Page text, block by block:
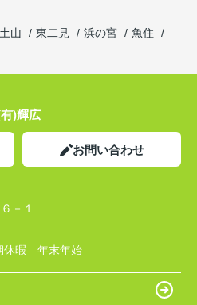
土山 東二見 浜の宮
魚住
)輝広
お問い合わせ
－１
休暇 年末年始